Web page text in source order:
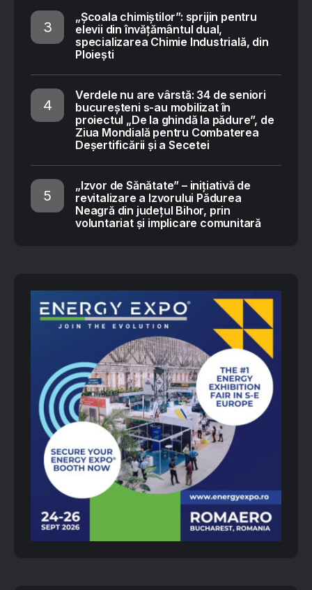
„Școala chimiștilor”: sprijin pentru
elevii din învățământul dual,
specializarea Chimie Industrială, din
Ploiești
Verdele nu are vârstă: 34 de seniori
bucureșteni s-au mobilizat în
proiectul „De la ghindă la pădure”, de
Ziua Mondială pentru Combaterea
Deșertificării și a Secetei
„Izvor de Sănătate” – inițiativă de
revitalizare a Izvorului Pădurea
Neagră din județul Bihor, prin
voluntariat și implicare comunitară